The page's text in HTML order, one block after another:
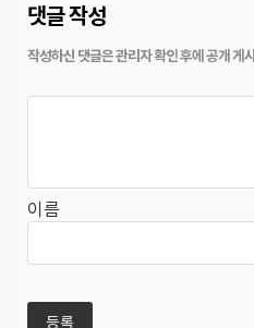
댓글 작성
이름